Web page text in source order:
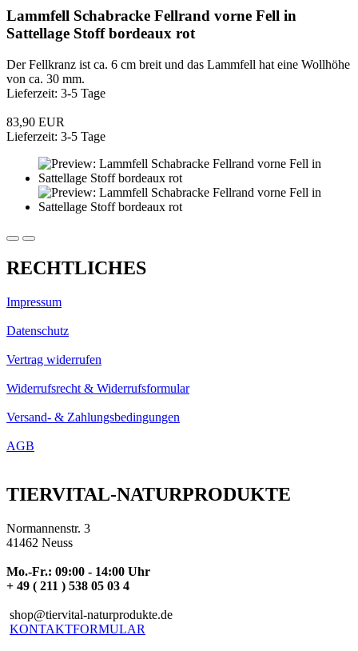
Lammfell Schabracke Fellrand vorne Fell in
Sattellage Stoff bordeaux rot
Der Fellkranz ist ca. 6 cm breit und das Lammfell hat eine Wollhöhe
von ca. 30 mm.
Lieferzeit: 3-5 Tage
83,90 EUR
Lieferzeit: 3-5 Tage
RECHTLICHES
Impressum
Datenschutz
Vertrag widerrufen
Widerrufsrecht & Widerrufsformular
Versand- & Zahlungsbedingungen
AGB
TIERVITAL-NATURPRODUKTE
Normannenstr. 3
41462 Neuss
Mo.-Fr.: 09:00 - 14:00 Uhr
+ 49 ( 211 ) 538 05 03 4
shop@tiervital-naturprodukte.de
KONTAKTFORMULAR